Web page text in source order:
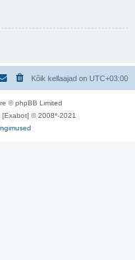
Kõik kellaajad on UTC+03:00
© phpBB Limited
© 2008*-2021